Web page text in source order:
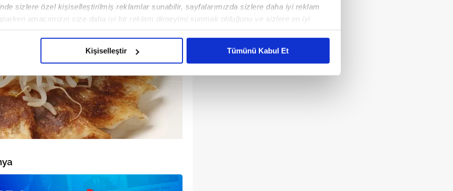
sizlere özel kişiselleştirilmiş reklamlar sunabilir, sayfalarımızda sizlere daha iyi reklam
amacımızın size daha iyi bir reklam deneyimi sunmak olduğunu ve sizlere en iyi
gelen çabayı gösterdiğimizi ve bu noktada, reklamların maliyetlerimizi karşılamak
için İnternet Sitemizde kendimize ve üçüncü kişilere ait çerezler kullanılmaktadır. Bu
verileriniz işlenmekte olup gerekli olan çerezler bilgi toplumu hizmetlerinin sunulması
çerezler, sitemizin daha işlevsel kılınması ve kişiselleştirilmesi ve sizlere yönelik
amaçlarıyla sınırlı olarak açık rızanız dahilinde kullanılacaktır.
Metnimizi
Kanunu uyarınca hazırlanmış Aydınlatma Metnimizi okumak ve sitemizde ilgili
Kişiselleştir Tümünü Kabul Et